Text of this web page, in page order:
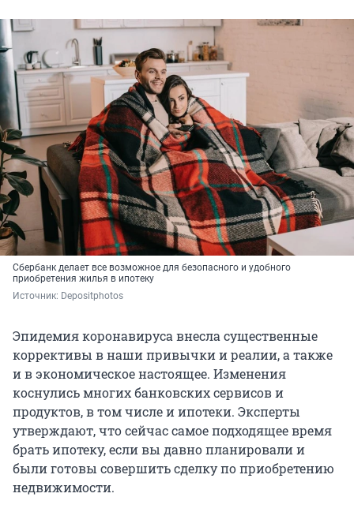
Сбербанк делает все возможное для безопасного и удобного
приобретения жилья в ипотеку
Источник: Depositphotos
Эпидемия коронавируса внесла существенные
коррективы в наши привычки и реалии, а также
и в экономическое настоящее. Изменения
коснулись многих банковских сервисов и
продуктов, в том числе и ипотеки. Эксперты
утверждают, что сейчас самое подходящее время
брать ипотеку, если вы давно планировали и
были готовы совершить сделку по приобретению
недвижимости.